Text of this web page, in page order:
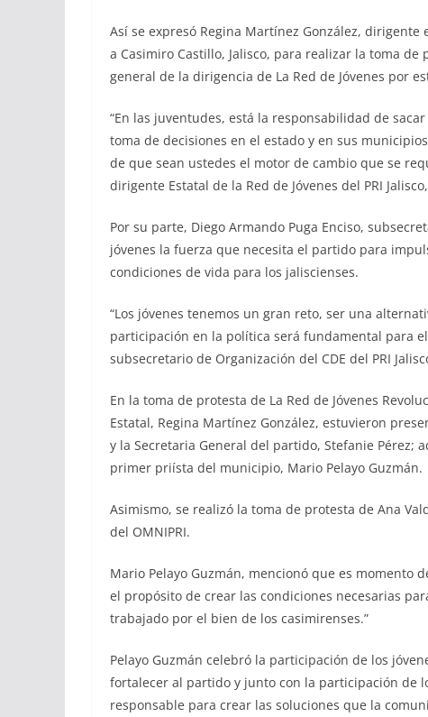
Así se expresó Regina Martínez González, dirigente
a Casimiro Castillo, Jalisco, para realizar la toma
general de la dirigencia de La Red de Jóvenes por
“En las juventudes, está la responsabilidad de
toma de decisiones en el estado y en sus
de que sean ustedes el motor de cambio que se
dirigente Estatal de la Red de Jóvenes del PRI
Por su parte, Diego Armando Puga Enciso,
jóvenes la fuerza que necesita el partido para
condiciones de vida para los jaliscienses.
“Los jóvenes tenemos un gran reto, ser una
participación en la política será fundamental para
subsecretario de Organización del CDE del PRI
En la toma de protesta de La Red de Jóvenes
Estatal, Regina Martínez González, estuvieron
y la Secretaria General del partido, Stefanie Pérez;
primer priísta del municipio, Mario Pelayo Guzmán.
Asimismo, se realizó la toma de protesta de Ana
del OMNIPRI.
Mario Pelayo Guzmán, mencionó que es momento
el propósito de crear las condiciones necesarias
trabajado por el bien de los casimirenses.”
Pelayo Guzmán celebró la participación de los
fortalecer al partido y junto con la participación de
responsable para crear las soluciones que la